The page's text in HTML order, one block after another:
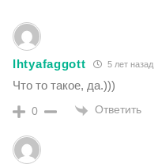
Ihtyafaggott 5 лет назад
Что то такое, да.)))
0 Ответить